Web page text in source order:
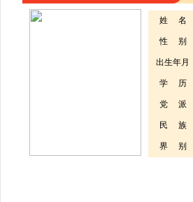
姓 名
性 别
出生年月
学 历
党 派
民 族
界 别